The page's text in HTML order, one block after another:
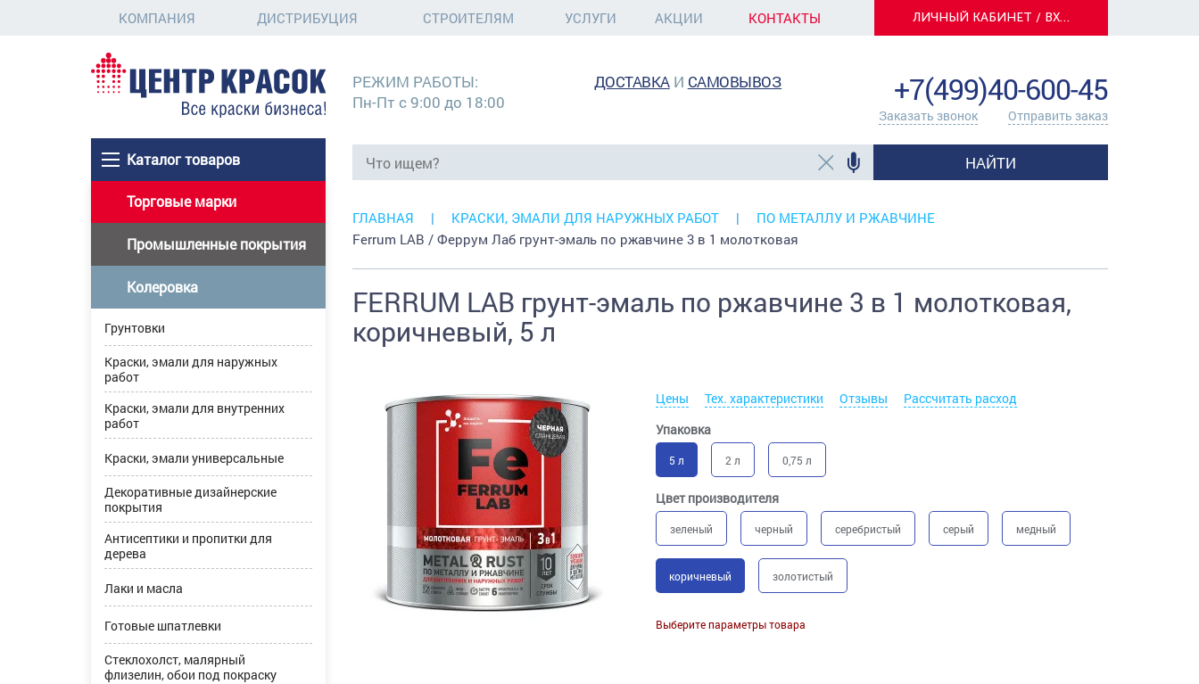
КОМПАНИЯ ДИСТРИБУЦИЯ СТРОИТЕЛЯМ УСЛУГИ АКЦИИ КОНТАКТЫ ЛИЧНЫЙ КАБИНЕТ / ВХОД
Каталог товаров
РЕЖИМ РАБОТЫ:
Пн-Пт с 9:00 до 18:00
ДОСТАВКАИ САМОВЫВОЗ +7(499)40-600-45
Заказать звонок Отправить заказ
НАЙТИ
Торговые марки
Промышленные покрытия
Колеровка
Грунтовки
Краски, эмали для наружных
работ
Краски, эмали для внутренних
работ
Краски, эмали универсальные
Декоративные дизайнерские
покрытия
Антисептики и пропитки для
дерева
Лаки и масла
Готовые шпатлевки
Стеклохолст, малярный
флизелин, обои под покраску
ГЛАВНАЯ КРАСКИ, ЭМАЛИ ДЛЯ НАРУЖНЫХ РАБОТ
ПО МЕТАЛЛУ И РЖАВЧИНЕ
Ferrum LAB / Феррум Лаб грунт-эмаль по ржавчине 3 в 1 молотковая
FERRUM LAB грунт-эмаль по ржавчине 3 в 1 молотковая,
коричневый, 5 л
Цены Тех. характеристики Отзывы
Рассчитать расход
Упаковка
5 л 2 л 0,75 л
Цвет производителя
зеленый черный серебристый серый медный
коричневый золотистый
Выберите параметры товара